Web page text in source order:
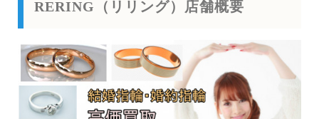
RERING（リリング）店舗概要